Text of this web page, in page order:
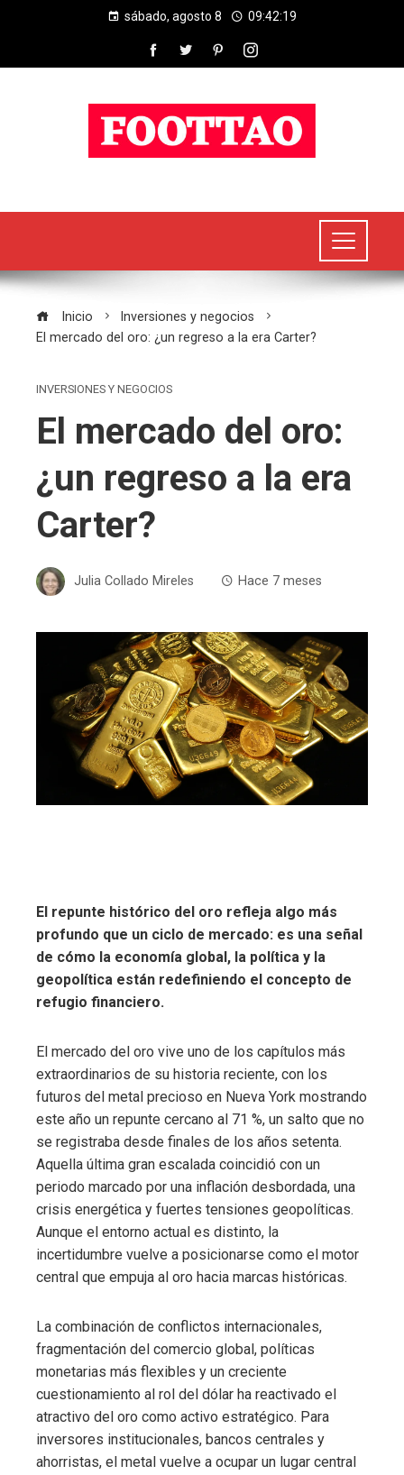
sábado, agosto 8 09:42:19
Inicio
Inversiones y negocios
El mercado del oro: ¿un regreso a la era Carter?
INVERSIONES Y NEGOCIOS
El mercado del oro:
¿un regreso a la era
Carter?
Julia Collado Mireles Hace 7 meses
El repunte histórico del oro refleja algo más
profundo que un ciclo de mercado: es una señal
de cómo la economía global, la política y la
geopolítica están redefiniendo el concepto de
refugio financiero.
El mercado del oro vive uno de los capítulos más
extraordinarios de su historia reciente, con los
futuros del metal precioso en Nueva York mostrando
este año un repunte cercano al 71 %, un salto que no
se registraba desde finales de los años setenta.
Aquella última gran escalada coincidió con un
periodo marcado por una inflación desbordada, una
crisis energética y fuertes tensiones geopolíticas.
Aunque el entorno actual es distinto, la
incertidumbre vuelve a posicionarse como el motor
central que empuja al oro hacia marcas históricas.
La combinación de conflictos internacionales,
fragmentación del comercio global, políticas
monetarias más flexibles y un creciente
cuestionamiento al rol del dólar ha reactivado el
atractivo del oro como activo estratégico. Para
inversores institucionales, bancos centrales y
ahorristas, el metal vuelve a ocupar un lugar central